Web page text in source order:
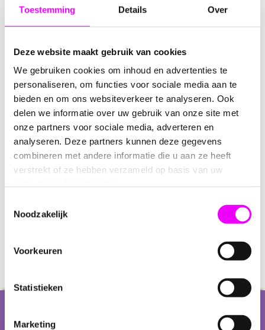
Toestemming Details Over
Deze website maakt gebruik van cookies
We gebruiken cookies om inhoud en advertenties te
personaliseren, om functies voor sociale media aan te
bieden en om ons websiteverkeer te analyseren. Ook
delen we informatie over uw gebruik van onze site met
onze partners voor sociale media, adverteren en
analyseren. Deze partners kunnen deze gegevens
combineren met andere informatie die u aan ze heeft
verstrekt of ze hebben verzameld op basis van uw
Noodzakelijk
Voorkeuren
Statistieken
Marketing
9,95
(2 paar)
9,95
(2 paar)